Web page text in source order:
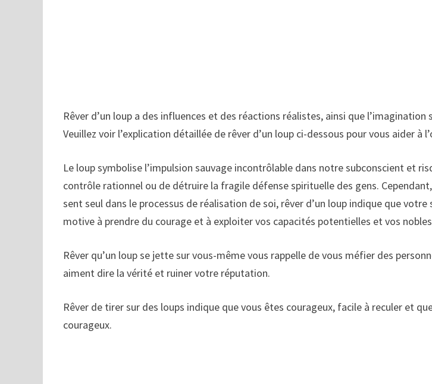
Rêver d’un loup a des influences et des réactions réalistes, ainsi que l’imagination
Veuillez voir l’explication détaillée de rêver d’un loup ci-dessous pour vous aider à
Le loup symbolise l’impulsion sauvage incontrôlable dans notre subconscient et
contrôle rationnel ou de détruire la fragile défense spirituelle des gens.
sent seul dans le processus de réalisation de soi, rêver d’un loup indique que votre
motive à prendre du courage et à exploiter vos capacités potentielles et vos
Rêver qu’un loup se jette sur vous-même vous rappelle de vous méfier des
aiment dire la vérité et ruiner votre réputation.
Rêver de tirer sur des loups indique que vous êtes courageux, facile à reculer et
courageux.